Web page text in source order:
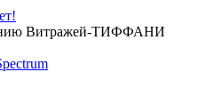
Витражей-ТИФФАНИ